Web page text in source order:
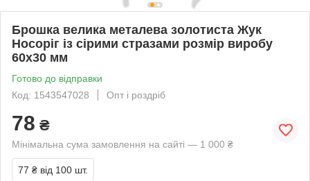
Брошка велика металева золотиста Жук
Носоріг із сірими стразами розмір виробу
60х30 мм
Готово до відправки
Код: 1543547028
Опт і роздріб
78 ₴
Мінімальна сума замовлення на сайті — 1 000 ₴
77 ₴ від 100 шт.